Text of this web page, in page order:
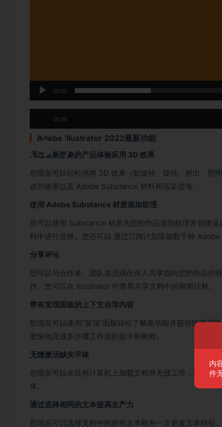
00:00
00:00
Adobe Illustrator 2022最新功能
通过重新想象的产品体验应用 3D 效果
您现在可以轻松地将 3D 效果（如旋转、旋转、挤出、照
这些效果以及 Adobe Substance 材料和渲染选项。
使用 Adobe Substance 材质添加纹理
您可以使用 Substance 材质为您的作品添加纹理并创建
料中进行选择。您还可以 通过订阅计划添加数千种 Adobe
分享评论
您可以与合作者、团队成员或任何人共享指向您的作品的
作。您可以在 Illustrator 中查看共享文档中的审阅注释。
带有发现面板的上下文自导内容
您现在可以使用“发现”面板轻松了解新功能并获得快速帮
更快地完成多步骤工作流的提示和教程。
无缝激活缺失字体
您现在可以在任何计算机上加载文档并无缝工作，而无需
体。
通过选择相同的文本提高生产力
您现在可以选择文档中的所有文本框并一次更改文本特
内
件